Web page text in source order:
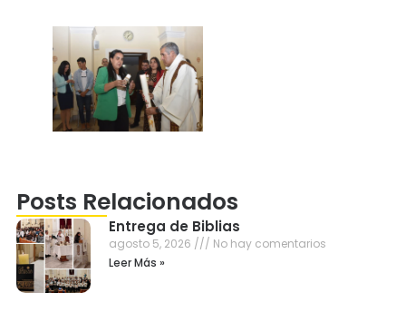
Posts Relacionados
Entrega de Biblias
agosto 5, 2026
No hay comentarios
Leer Más »